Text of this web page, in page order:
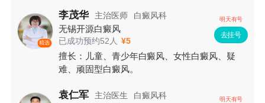
精选
李茂华 主治医师 白癜风科
无锡开源白癜风
已成功预约52人 ¥5
明天有号
去挂号
擅长：儿童、青少年白癜风、女性白癜风、疑
难、顽固型白癜风。
袁仁军 主治医生 白癜风科 明天有号